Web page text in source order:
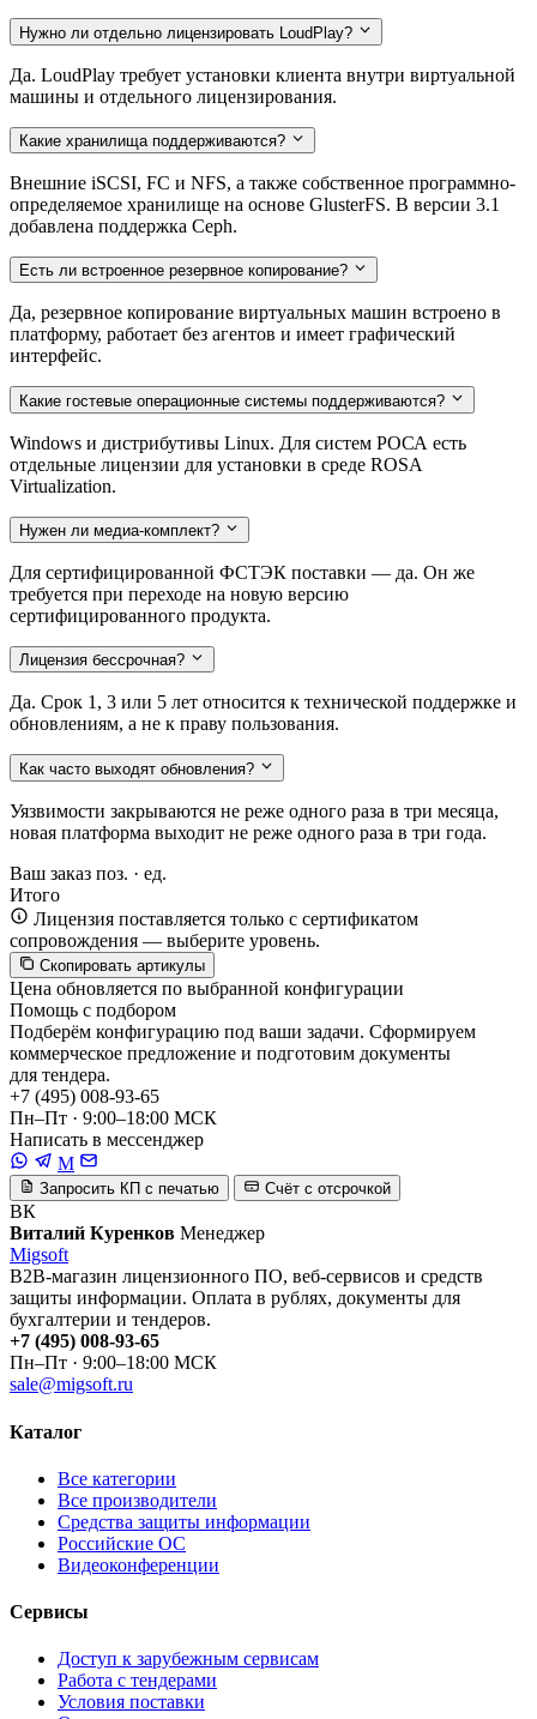
Нужно ли отдельно лицензировать LoudPlay?
Да. LoudPlay требует установки клиента внутри виртуальной
машины и отдельного лицензирования.
Какие хранилища поддерживаются?
Внешние iSCSI, FC и NFS, а также собственное программно-
определяемое хранилище на основе GlusterFS. В версии 3.1
добавлена поддержка Ceph.
Есть ли встроенное резервное копирование?
Да, резервное копирование виртуальных машин встроено в
платформу, работает без агентов и имеет графический
интерфейс.
Какие гостевые операционные системы поддерживаются?
Windows и дистрибутивы Linux. Для систем РОСА есть
отдельные лицензии для установки в среде ROSA
Virtualization.
Нужен ли медиа-комплект?
Для сертифицированной ФСТЭК поставки — да. Он же
требуется при переходе на новую версию
сертифицированного продукта.
Лицензия бессрочная?
Да. Срок 1, 3 или 5 лет относится к технической поддержке и
обновлениям, а не к праву пользования.
Как часто выходят обновления?
Уязвимости закрываются не реже одного раза в три месяца,
новая платформа выходит не реже одного раза в три года.
Ваш заказ поз. · ед.
Итого
Лицензия поставляется только с сертификатом
сопровождения — выберите уровень.
Скопировать артикулы
Цена обновляется по выбранной конфигурации
Помощь с подбором
Подберём конфигурацию под ваши задачи. Сформируем
коммерческое предложение и подготовим документы
для тендера.
+7 (495) 008-93-65
Пн–Пт · 9:00–18:00 МСК
Написать в мессенджер
M
Запросить КП с печатью Счёт с отсрочкой
ВК
Виталий Куренков Менеджер
Migsoft
B2B-магазин лицензионного ПО, веб-сервисов и средств
защиты информации. Оплата в рублях, документы для
бухгалтерии и тендеров.
+7 (495) 008-93-65
Пн–Пт · 9:00–18:00 МСК
sale@migsoft.ru
Каталог
Все категории
Все производители
Средства защиты информации
Российские ОС
Видеоконференции
Сервисы
Доступ к зарубежным сервисам
Работа с тендерами
Условия поставки